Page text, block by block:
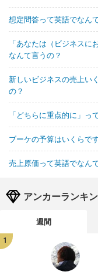
想定問答って英語でなん
「あなたは（ビジネス
なんて言うの？
新しいビジネスの売上い
の？
「どちらに重点的に」っ
ブーケの予算はいくらで
売上原価って英語でなん
アンカーランキ
週間
1